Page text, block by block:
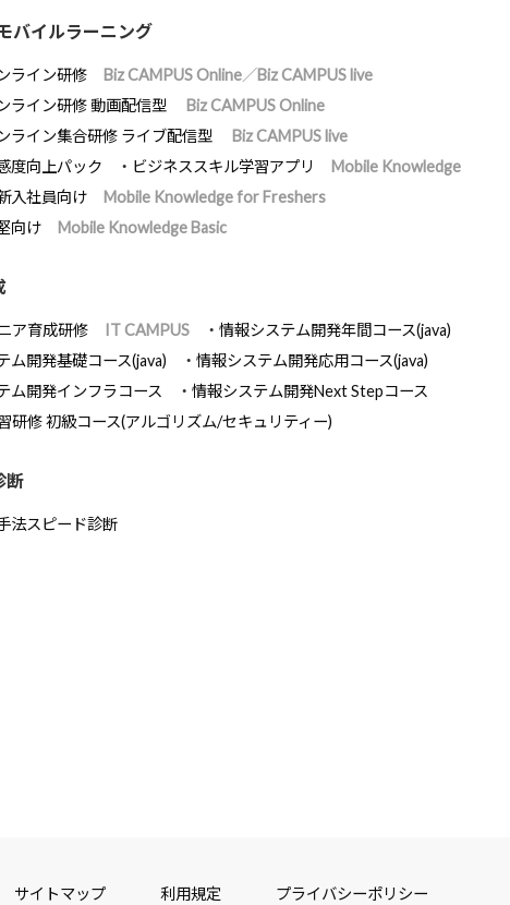
バイルラーニング
ライン研修
Biz CAMPUS Online／Biz CAMPUS live
ライン研修 動画配信型
Biz CAMPUS Online
ライン集合研修 ライブ配信型
Biz CAMPUS live
度向上パック
ビジネススキル学習アプリ
Mobile Knowledge
入社員向け
Mobile Knowledge for Freshers
向け
Mobile Knowledge Basic
ア育成研修 IT CAMPUS
情報システム開発年間コース(java)
ム開発基礎コース(java)
情報システム開発応用コース(java)
ム開発インフラコース
情報システム開発Next Stepコース
研修 初級コース(アルゴリズム/セキュリティー)
断
法スピード診断
サイトマップ 利用規定 プライバシーポリシー